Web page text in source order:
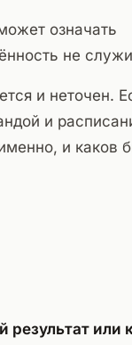
означать
не
и неточен.
и
и каков
или